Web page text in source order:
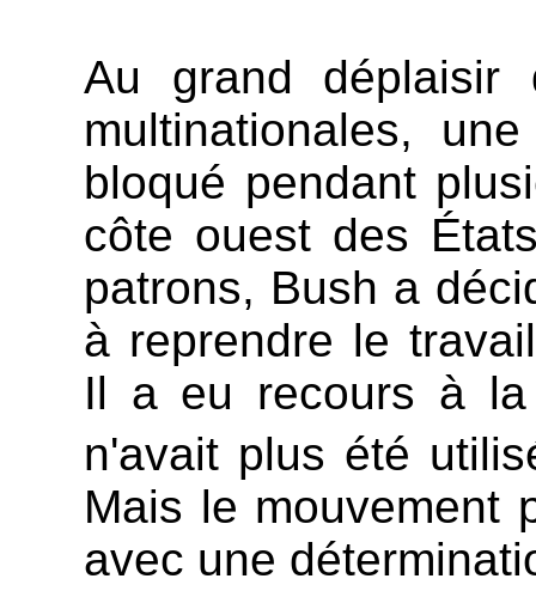
Au grand
multinationales,
bloqué pendant
côte ouest des
patrons, Bush a
à reprendre le
Il a eu recours à la
n'avait plus été
Mais le mouvement
avec une